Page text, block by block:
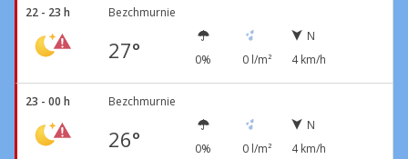
22 - 23 h Bezchmurnie
27° 0% 0 l/m²
N
4 km/h
23 - 00 h Bezchmurnie
26° 0% 0 l/m²
N
4 km/h